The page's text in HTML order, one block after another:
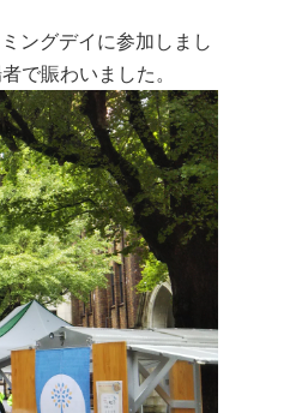
ングデイに参加しまし
で賑わいました。